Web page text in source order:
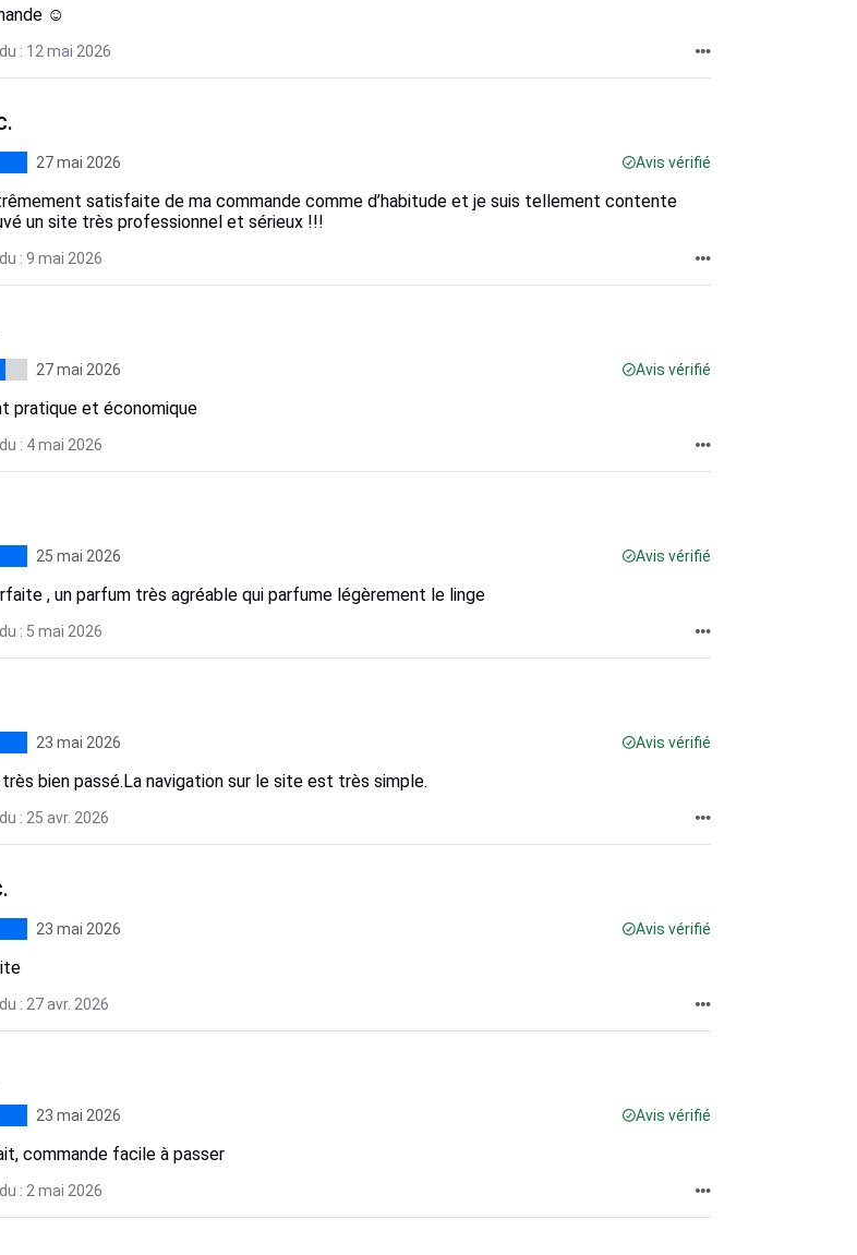
☺️
: 12 mai 2026
27 mai 2026 Avis vérifié
satisfaite de ma commande comme d’habitude et je suis tellement contente
un site très professionnel et sérieux !!!
: 9 mai 2026
27 mai 2026 Avis vérifié
pratique et économique
: 4 mai 2026
25 mai 2026 Avis vérifié
, un parfum très agréable qui parfume légèrement le linge
: 5 mai 2026
23 mai 2026 Avis vérifié
bien passé.La navigation sur le site est très simple.
: 25 avr. 2026
23 mai 2026 Avis vérifié
: 27 avr. 2026
23 mai 2026 Avis vérifié
commande facile à passer
: 2 mai 2026